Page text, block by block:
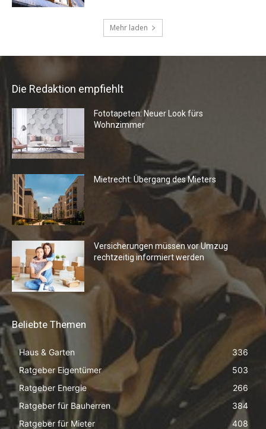
Die Redaktion empfiehlt
Fototapeten: Neuer Look fürs
Wohnzimmer
Mietrecht: Übergang des Mieters
Versicherungen müssen vor Umzug
rechtzeitig informiert werden
Beliebte Themen
Haus & Garten
336
Ratgeber Eigentümer
503
Ratgeber Energie
266
Ratgeber für Bauherren
384
Ratgeber für Mieter
408